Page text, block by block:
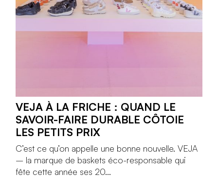
VEJA À LA FRICHE : QUAND LE
SAVOIR-FAIRE DURABLE CÔTOIE
LES PETITS PRIX
C’est ce qu’on appelle une bonne nouvelle. VEJA
– la marque de baskets éco-responsable qui
fête cette année ses 20...